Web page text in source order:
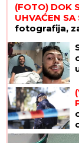
(FOTO) DOK
UHVAĆEN
fotografija,